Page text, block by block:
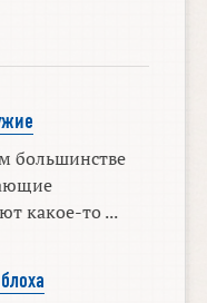
большинстве
какое-то ...